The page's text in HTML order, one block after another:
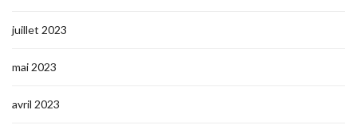
juillet 2023
mai 2023
avril 2023